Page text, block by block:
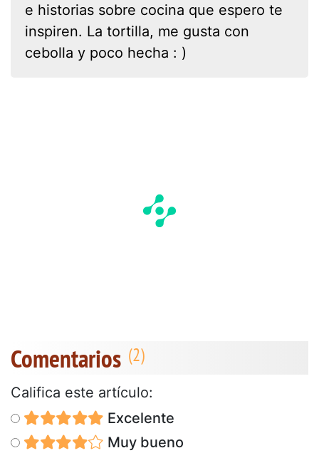
e historias sobre cocina que espero te
inspiren. La tortilla, me gusta con
cebolla y poco hecha : )
Comentarios
Califica este artículo:
Excelente
Muy bueno